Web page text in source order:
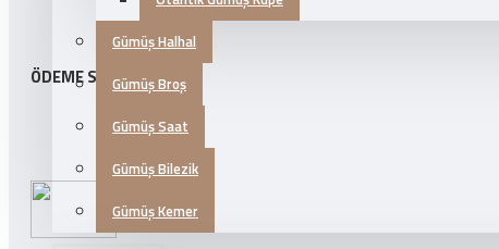
Gümüş Halhal
Gümüş Broş
Gümüş Saat
Gümüş Bilezik
Gümüş Kemer
ÖDEME SEÇENEKLERI